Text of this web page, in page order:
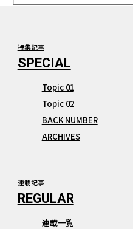
特集記事
Topic 01
Topic 02
BACK NUMBER
ARCHIVES
連載記事
連載一覧